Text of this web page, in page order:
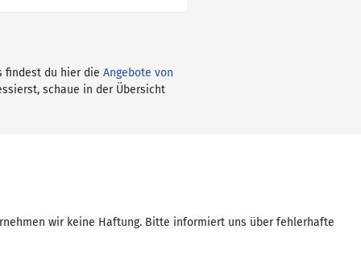
findest du hier die Angebote von
schaue in der Übersicht
wir keine Haftung. Bitte informiert uns über fehlerhafte